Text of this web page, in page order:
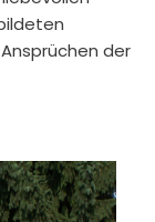
der